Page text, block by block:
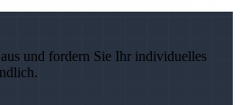
und fordern Sie Ihr individuelles